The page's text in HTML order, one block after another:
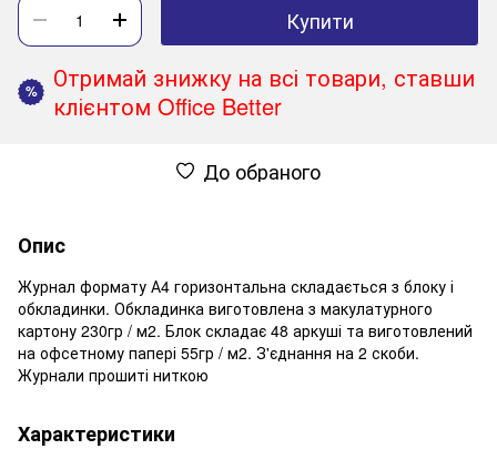
Купити
%
Отримай знижку на всі товари, ставши
клієнтом Office Better
До обраного
Опис
Журнал формату А4 горизонтальна складається з блоку і
обкладинки. Обкладинка виготовлена з макулатурного
картону 230гр / м2. Блок складає 48 аркуші та виготовлений
на офсетному папері 55гр / м2. З'єднання на 2 скоби.
Журнали прошиті ниткою
Характеристики